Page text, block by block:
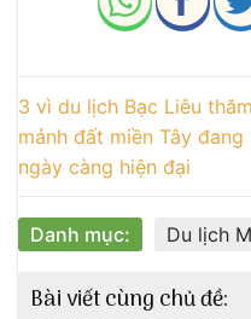
3 vì du lịch Bạc Liêu thăm
mảnh đất miền Tây đang
ngày càng hiện đại
Danh mục: Du lịch
Bài viết cùng chủ đề: